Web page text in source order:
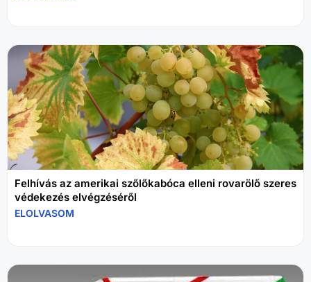
Felhívás az amerikai szőlőkabóca elleni rovarölő szeres
védekezés elvégzéséről
ELOLVASOM